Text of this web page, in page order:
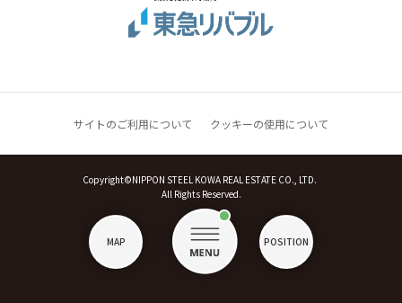
サイトのご利用について クッキーの使用について
Copyright©NIPPON STEEL KOWA REAL ESTATE CO., LTD.
All Rights Reserved.
MAP POSITION